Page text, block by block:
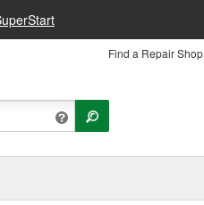
Find a Repair Shop